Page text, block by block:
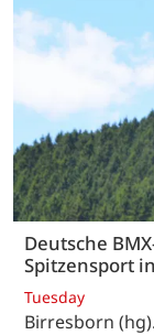
Deutsche
Spitzensport
Tuesday
Birresborn